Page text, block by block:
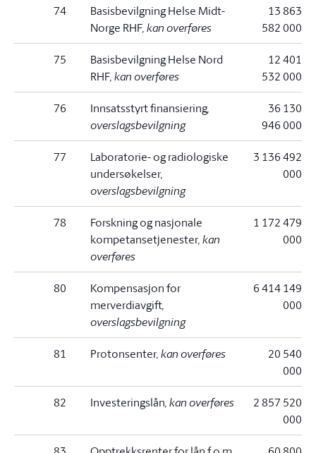
74
Basisbevilgning Helse Midt-
Norge RHF, kan overføres
13 863
582 000
75
Basisbevilgning Helse Nord
RHF, kan overføres
12 401
532 000
76 Innsatsstyrt finansiering,
overslagsbevilgning
36 130
946 000
77
Laboratorie- og radiologiske
undersøkelser,
overslagsbevilgning
3 136 492
000
78
Forskning og nasjonale
kompetansetjenester, kan
overføres
1 172 479
000
80
Kompensasjon for
merverdiavgift,
overslagsbevilgning
6 414 149
000
81 Protonsenter, kan overføres
20 540
000
82 Investeringslån, kan overføres
2 857 520
000